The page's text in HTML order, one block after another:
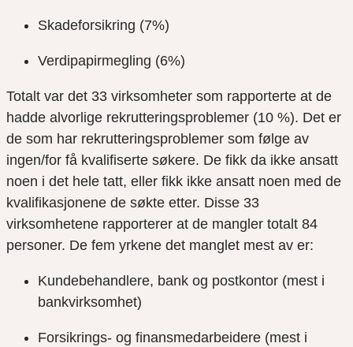
Skadeforsikring (7%)
Verdipapirmegling (6%)
Totalt var det 33 virksomheter som rapporterte at de
hadde alvorlige rekrutteringsproblemer (10 %). Det er
de som har rekrutteringsproblemer som følge av
ingen/for få kvalifiserte søkere. De fikk da ikke ansatt
noen i det hele tatt, eller fikk ikke ansatt noen med de
kvalifikasjonene de søkte etter. Disse 33
virksomhetene rapporterer at de mangler totalt 84
personer. De fem yrkene det manglet mest av er:
Kundebehandlere, bank og postkontor (mest i
bankvirksomhet)
Forsikrings- og finansmedarbeidere (mest i